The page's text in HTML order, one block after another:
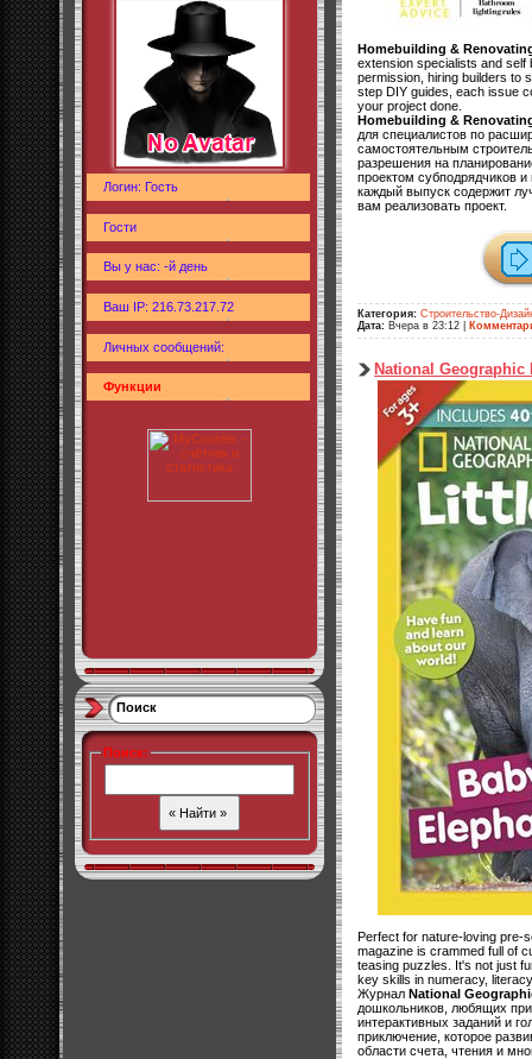
Логин: Гость
Гости
Вы у нас: -й день
Ваш IP: 216.73.217.72
Личных сообщений:
Функции
Поиск
Поиск:
Homebuilding &
extension specialists and self
permission, hiring builders to
step DIY guides, each issue
your project done.
Homebuilding &
для специалистов по
самостоятельным
разрешения на
проектом субподрядчиков
каждый выпуск содержит
вам реализовать проект.
Категория: Строительство-
Дата: Вчера в 23:12
National
Perfect for nature-loving pre-
magazine is crammed full of
teasing puzzles. It's not just
key skills in numeracy,
Журнал National
дошкольников, любящих
интерактивных заданий и
приключение, которое
области счета, чтения и